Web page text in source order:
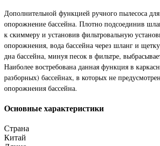
Дополнительной функцией ручного пылесоса для
опорожнение бассейна. Плотно подсоединив
к скиммеру и установив фильтровальную
опорожнения, вода бассейна через шланг и
дна бассейна, минуя песок в фильтре,
Наиболее востребована данная функция в
разборных) бассейнах, в которых не
опорожнения бассейна.
Основные характеристики
Страна
Китай